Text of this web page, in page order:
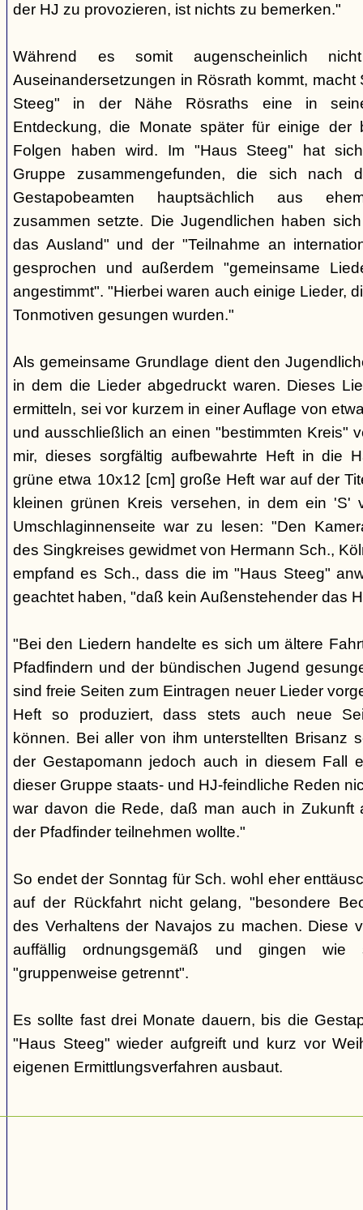
der HJ zu provozieren, ist nichts zu bemerken."
Während es somit augenscheinlich
Auseinandersetzungen in Rösrath kommt, macht
Steeg" in der Nähe Rösraths eine in
Entdeckung, die Monate später für einige der
Folgen haben wird. Im "Haus Steeg" hat
Gruppe zusammengefunden, die sich nach
Gestapobeamten hauptsächlich aus
zusammen setzte. Die Jugendlichen haben
das Ausland" und der "Teilnahme an
gesprochen und außerdem "gemeinsame
angestimmt". "Hierbei waren auch einige Lieder,
Tonmotiven gesungen wurden."
Als gemeinsame Grundlage dient den
in dem die Lieder abgedruckt waren. Dieses
ermitteln, sei vor kurzem in einer Auflage von
und ausschließlich an einen "bestimmten Kreis"
mir, dieses sorgfältig aufbewahrte Heft in die
grüne etwa 10x12 [cm] große Heft war auf der
kleinen grünen Kreis versehen, in dem ein 'S'
Umschlaginnenseite war zu lesen: "Den
des Singkreises gewidmet von Hermann Sch.,
empfand es Sch., dass die im "Haus Steeg"
geachtet haben, "daß kein Außenstehender das
"Bei den Liedern handelte es sich um ältere
Pfadfindern und der bündischen Jugend
sind freie Seiten zum Eintragen neuer Lieder
Heft so produziert, dass stets auch neue
können. Bei aller von ihm unterstellten Brisanz
der Gestapomann jedoch auch in diesem Fall
dieser Gruppe staats- und HJ-feindliche Reden
war davon die Rede, daß man auch in Zukunft
der Pfadfinder teilnehmen wollte."
So endet der Sonntag für Sch. wohl eher
auf der Rückfahrt nicht gelang, "besondere
des Verhaltens der Navajos zu machen. Diese
auffällig ordnungsgemäß und gingen wie
"gruppenweise getrennt".
Es sollte fast drei Monate dauern, bis die
"Haus Steeg" wieder aufgreift und kurz vor
eigenen Ermittlungsverfahren ausbaut.